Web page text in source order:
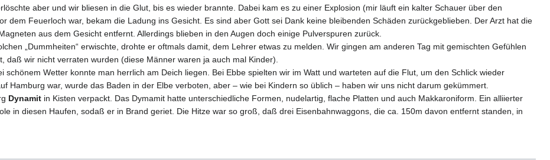
aber und wir bliesen in die Glut, bis es wieder brannte. Dabei kam es zu einer Explosion (mir läuft ein kalter Schauer über den
dem Feuerloch war, bekam die Ladung ins Gesicht. Es sind aber Gott sei Dank keine bleibenden Schäden zurückgeblieben. Der Arzt hat die
aus dem Gesicht entfernt. Allerdings blieben in den Augen doch einige Pulverspuren zurück.
„Dummheiten“ erwischte, drohte er oftmals damit, dem Lehrer etwas zu melden. Wir gingen am anderen Tag mit gemischten Gefühlen
daß wir nicht verraten wurden (diese Männer waren ja auch mal Kinder).
schönem Wetter konnte man herrlich am Deich liegen. Bei Ebbe spielten wir im Watt und warteten auf die Flut, um den Schlick wieder
Hamburg war, wurde das Baden in der Elbe verboten, aber – wie bei Kindern so üblich – haben wir uns nicht darum gekümmert.
Dynamit in Kisten verpackt. Das Dymamit hatte unterschiedliche Formen, nudelartig, flache Platten und auch Makkaroniform. Ein alliierter
in diesen Haufen, sodaß er in Brand geriet. Die Hitze war so groß, daß drei Eisenbahnwaggons, die ca. 150m davon entfernt standen, in